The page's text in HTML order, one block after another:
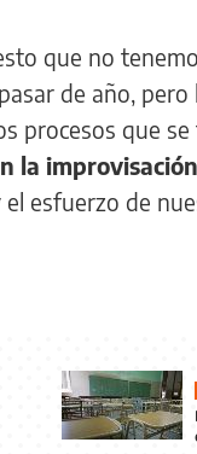
que no
de año,
procesos que
la
esfuerzo de